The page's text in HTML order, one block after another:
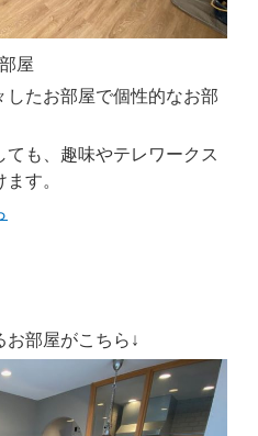
屋
したお部屋で個性的なお部
ても、趣味やテレワークス
す。
お部屋がこちら↓